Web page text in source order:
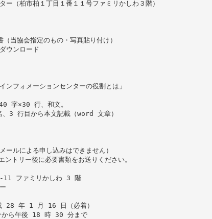
ー（柏市柏１丁目１番１１号ファミリかしわ３階）
当協会指定のもの・写真貼り付け）
ウンロード
ンフォメーションセンターの役割とは」
字×30 行、和文。
3 行目から本文記載（word 文章）
ールによる申し込みはできません）
トリー後に必要書類をお送りください。
ファミリかしわ 3 階
年 1 月 16 日（必着）
ら午後 18 時 30 分まで